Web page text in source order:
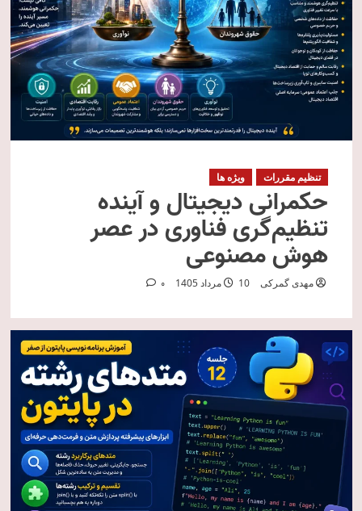
تنظیم مقررات ویژه ها
حکمرانی دیجیتال و آینده
تنظیم‌گری فناوری در عصر
هوش مصنوعی
مهدی گمرکی 10 مرداد 1405 0